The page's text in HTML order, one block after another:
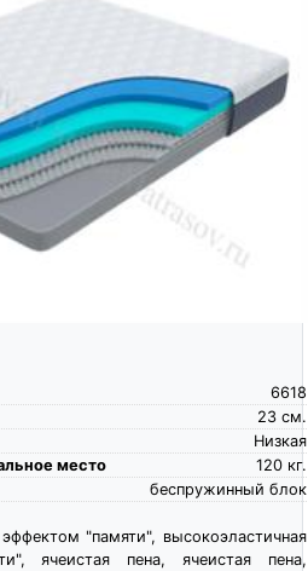
6618
см.
23
Низкая
место
кг.
120
беспружинный блок
"памяти", высокоэластичная
ячеистая пена, ячеистая пена,